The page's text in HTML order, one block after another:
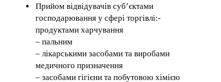
Прийом відвідувачів суб’єктами
господарювання у сфері торгівлі:-
продуктами харчування
– пальним
– лікарськими засобами та виробами
медичного призначення
– засобами гігієни та побутовою хімією